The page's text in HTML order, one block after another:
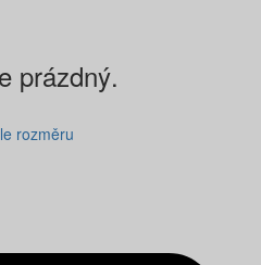
prázdný.
rozměru